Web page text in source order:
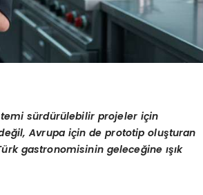
sürdürülebilir projeler için
Avrupa için de prototip oluşturan
gastronomisinin geleceğine ışık